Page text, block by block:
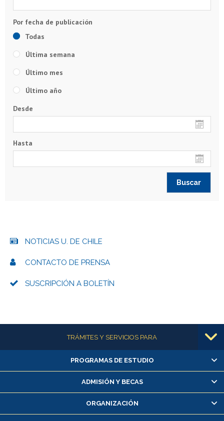
Todas
Última semana
Último mes
Último año
Desde
Hasta
NOTICIAS U. DE CHILE
CONTACTO DE PRENSA
SUSCRIPCIÓN A BOLETÍN
Más informaciónTRÁMITES Y SERVICIOS PARA
Alumnas/os y exalumnas/os
Matrícula en línea
Inscripción y cambio de asignaturas
Consulta y certificado de notas
PROGRAMAS DE ESTUDIO
ADMISIÓN Y BECAS
ORGANIZACIÓN